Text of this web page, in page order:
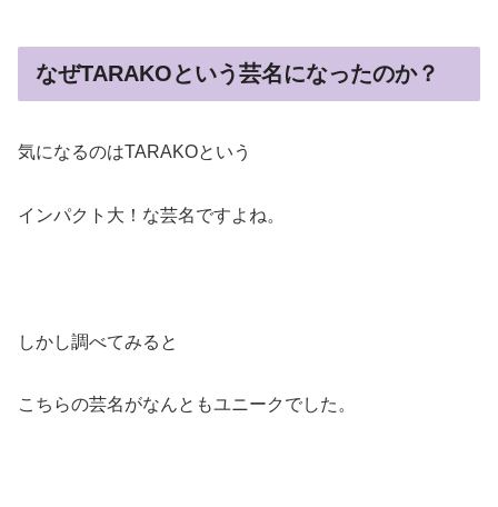
なぜTARAKOという芸名になったのか？
気になるのはTARAKOという
インパクト大！な芸名ですよね。
しかし調べてみると
こちらの芸名がなんともユニークでした。